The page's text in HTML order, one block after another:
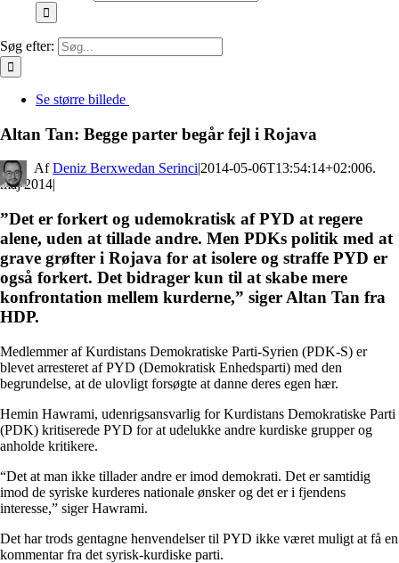
Søg efter:
Se større billede
Altan Tan: Begge parter begår fejl i Rojava
By Deniz Berxwedan Serinci|2014-05-06T13:54:14+02:006.
maj 2014|
”Det er forkert og udemokratisk af PYD at regere
alene, uden at tillade andre. Men PDKs politik med at
grave grøfter i Rojava for at isolere og straffe PYD er
også forkert. Det bidrager kun til at skabe mere
konfrontation mellem kurderne,” siger Altan Tan fra
HDP.
Medlemmer af Kurdistans Demokratiske Parti-Syrien (PDK-S) er
blevet arresteret af PYD (Demokratisk Enhedsparti) med den
begrundelse, at de ulovligt forsøgte at danne deres egen hær.
Hemin Hawrami, udenrigsansvarlig for ​​Kurdistans Demokratiske Parti
(PDK) kritiserede PYD for at udelukke andre kurdiske grupper og
anholde kritikere.
“Det at man ikke tillader andre er imod demokrati. Det er samtidig
imod de syriske kurderes nationale ønsker og det er i fjendens
interesse,” siger Hawrami.
Det har trods gentagne henvendelser til PYD ikke været muligt at få en
kommentar fra det syrisk-kurdiske parti.